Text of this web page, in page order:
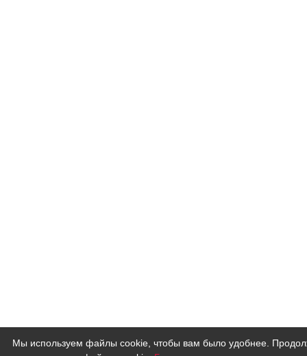
Мы используем файлы cookie, чтобы вам было удобнее.